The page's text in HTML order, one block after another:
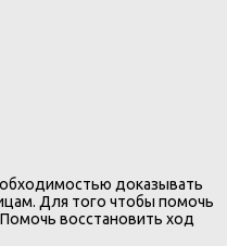
доказывать
Для того чтобы помочь
восстановить ход